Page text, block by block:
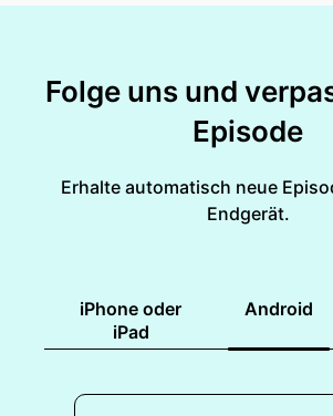
Folge uns und
Episode
Erhalte automatisch neue
Endgerät.
iPhone oder
iPad
Android